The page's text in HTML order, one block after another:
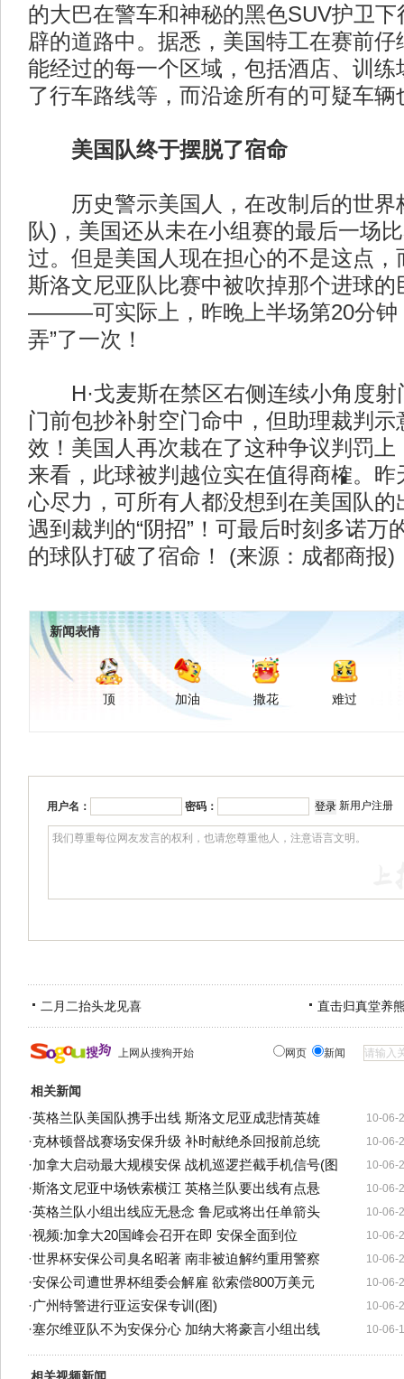
的大巴在警车和神秘的黑色SUV护卫
辟的道路中。据悉，美国特工在赛前
能经过的每一个区域，包括酒店、训练
了行车路线等，而沿途所有的可疑车辆
美国队终于摆脱了宿命
历史警示美国人，在改制后的世界
队)，美国还从未在小组赛的最后一场
过。但是美国人现在担心的不是这点，
斯洛文尼亚队比赛中被吹掉那个进球的
———可实际上，昨晚上半场第20分钟
弄”了一次！
H·戈麦斯在禁区右侧连续小角度射
门前包抄补射空门命中，但助理裁判
效！美国人再次栽在了这种争议判罚上
来看，此球被判越位实在值得商榷。昨
心尽力，可所有人都没想到在美国队的
遇到裁判的“阴招”！可最后时刻多诺万
的球队打破了宿命！ (来源：成都商报)
新闻表情
顶 加油 撒花 难过
用户名： 密码： 新用户注册
二月二抬头龙见喜 直击归真堂养
上网从搜狗开始 网页 新闻
相关新闻
10-06-
·英格兰队美国队携手出线 斯洛文尼亚成悲情英雄
10-06-
·克林顿督战赛场安保升级 补时献绝杀回报前总统
10-06-
·加拿大启动最大规模安保 战机巡逻拦截手机信号(图
10-06-
·斯洛文尼亚中场铁索横江 英格兰队要出线有点悬
10-06-
·英格兰队小组出线应无悬念 鲁尼或将出任单箭头
10-06-
·视频:加拿大20国峰会召开在即 安保全面到位
10-06-
·世界杯安保公司臭名昭著 南非被迫解约重用警察
10-06-
·安保公司遭世界杯组委会解雇 欲索偿800万美元
10-06-
·广州特警进行亚运安保专训(图)
10-06-
·塞尔维亚队不为安保分心 加纳大将豪言小组出线